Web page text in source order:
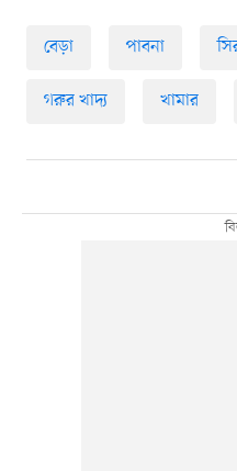
বেড়া পাবনা
গরুর খাদ্য খামার